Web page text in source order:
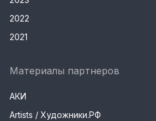
2022
2021
Материалы партнеров
АКИ
Artists / Художники.РФ